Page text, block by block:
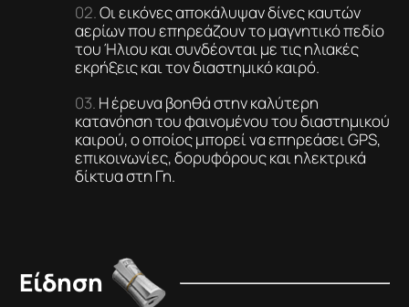
Οι εικόνες αποκάλυψαν δίνες καυτών
αερίων που επηρεάζουν το μαγνητικό πεδίο
του Ήλιου και συνδέονται με τις ηλιακές
εκρήξεις και τον διαστημικό καιρό.
Η έρευνα βοηθά στην καλύτερη
κατανόηση του φαινομένου του διαστημικού
καιρού, ο οποίος μπορεί να επηρεάσει GPS,
επικοινωνίες, δορυφόρους και ηλεκτρικά
δίκτυα στη Γη.
Είδηση